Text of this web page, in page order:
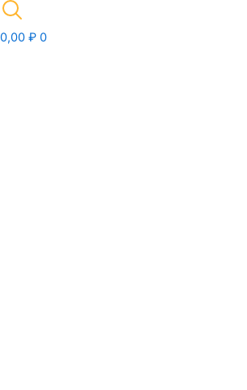
0,00 ₽ 0